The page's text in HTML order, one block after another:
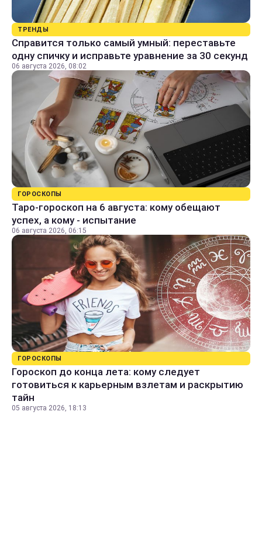
ТРЕНДЫ
Справится только самый умный: переставьте
одну спичку и исправьте уравнение за 30 секунд
06 августа 2026, 08:02
ГОРОСКОПЫ
Таро-гороскоп на 6 августа: кому обещают
успех, а кому - испытание
06 августа 2026, 06:15
ГОРОСКОПЫ
Гороскоп до конца лета: кому следует
готовиться к карьерным взлетам и раскрытию
тайн
05 августа 2026, 18:13